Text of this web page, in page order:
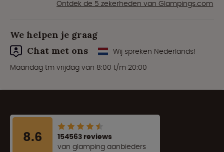
Ontdek de 5 zekerheden van Glampings.com
We helpen je graag
Chat met ons
Wij spreken Nederlands!
Maandag tm vrijdag van 8:00 t/m 20:00
8.6
154563 reviews
van glamping aanbieders